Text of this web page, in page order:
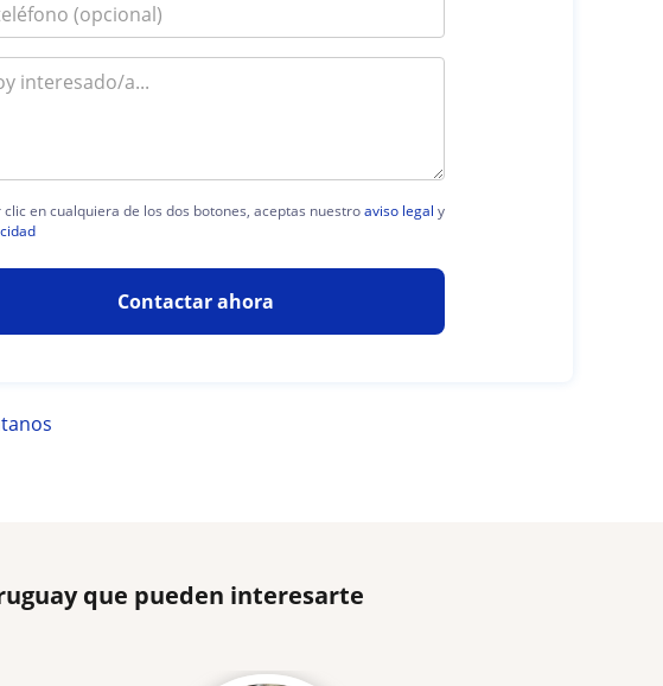
clic en cualquiera de los dos botones, aceptas nuestroaviso legal y
Contactar ahora
que pueden interesarte